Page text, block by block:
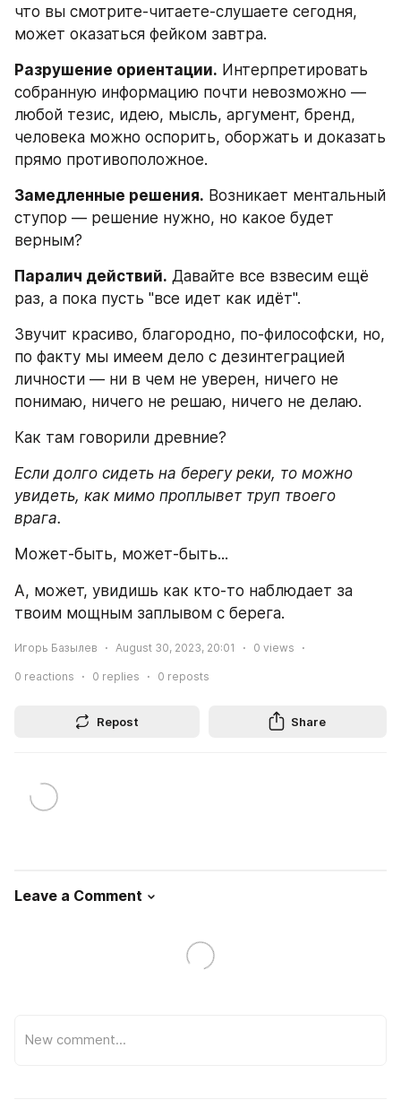
что вы смотрите-читаете-слушаете сегодня,
может оказаться фейком завтра.
Разрушение ориентации. Интерпретировать
собранную информацию почти невозможно —
любой тезис, идею, мысль, аргумент, бренд,
человека можно оспорить, оборжать и доказать
прямо противоположное.
Замедленные решения. Возникает ментальный
ступор — решение нужно, но какое будет
верным?
Паралич действий. Давайте все взвесим ещё
раз, а пока пусть "все идет как идёт".
Звучит красиво, благородно, по-философски, но,
по факту мы имеем дело с дезинтеграцией
личности — ни в чем не уверен, ничего не
понимаю, ничего не решаю, ничего не делаю.
Как там говорили древние?
Если долго сидеть на берегу реки, то можно
увидеть, как мимо проплывет труп твоего
врага.
Может-быть, может-быть...
А, может, увидишь как кто-то наблюдает за
твоим мощным заплывом с берега.
Игорь Базылев August 30, 2023, 20:01 0 views
0 reactions 0 replies 0 reposts
Repost Share
Leave a Comment